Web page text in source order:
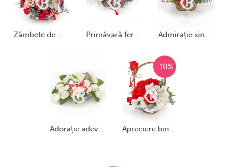
zâmbete de martie primăvară fermecătoare admirație sinceră
adorație adevărată
-10%
apreciere binevenită